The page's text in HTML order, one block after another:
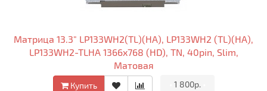
Матрица 13.3" LP133WH2(TL)(HA), LP133WH2 (TL)(HA),
LP133WH2-TLHA 1366x768 (HD), TN, 40pin, Slim,
Матовая
Купить 1 800р.